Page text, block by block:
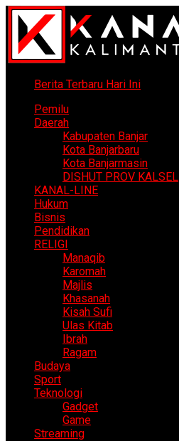
Berita Terbaru Hari Ini
Pemilu
Daerah
Kabupaten Banjar
Kota Banjarbaru
Kota Banjarmasin
DISHUT PROV KALSEL
KANAL-LINE
Hukum
Bisnis
Pendidikan
RELIGI
Manaqib
Karomah
Majlis
Khasanah
Kisah Sufi
Ulas Kitab
Ibrah
Ragam
Budaya
Sport
Teknologi
Gadget
Game
Streaming